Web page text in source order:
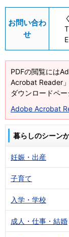
お問い合わ
せ
PDFの閲覧には
Acrobat Reader
ダウンロードペー
Adobe Acrobat
暮らしのシーン
妊娠・出産
子育て
入学・学校
成人・仕事・結婚